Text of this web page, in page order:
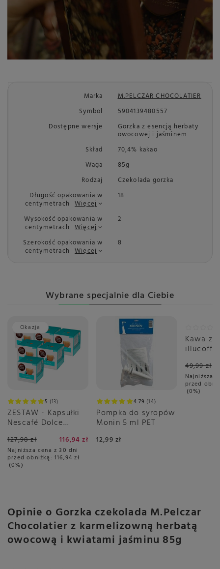
Marka
M.PELCZAR CHOCOLATIER
Symbol
5904139480557
Dostępne wersje
Gorzka z esencją herbaty
owocowej i jaśminem
Skład
70,4% kakao
Waga
85g
Rodzaj
Czekolada gorzka
Długość opakowania w
centymetrach Więcej
18
Wysokość opakowania w
centymetrach Więcej
2
Szerokość opakowania w
centymetrach Więcej
8
Wybrane specjalnie dla Ciebie
Okazja
5 13
ZESTAW - Kapsułki
Nescafé Dolce
6x16 sztuk
127,98 zł 116,94 zł
Najniższa cena z 30 dni
przed obniżką: 116,94 zł
0%
4.79 14
Pompka do syropów
Monin 5 ml PET
12,99 zł
Kawa
po łące
49,99 zł
Najniższa
przed
0%
Opinie o Gorzka czekolada M.Pelczar
Chocolatier z karmelizowną herbatą
owocową i kwiatami jaśminu 85g